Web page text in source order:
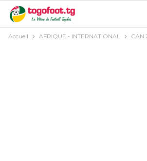
Accueil AFRIQUE - INTERNATIONAL CAN